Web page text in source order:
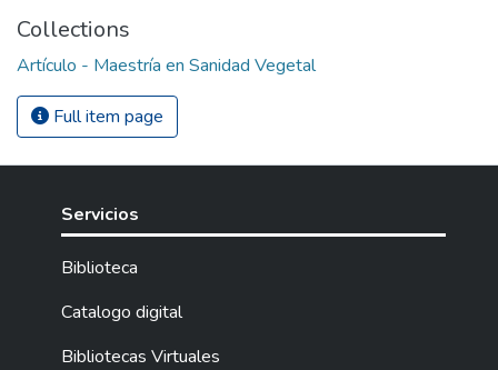
Collections
Artículo - Maestría en Sanidad Vegetal
Full item page
Servicios
Biblioteca
Catalogo digital
Bibliotecas Virtuales